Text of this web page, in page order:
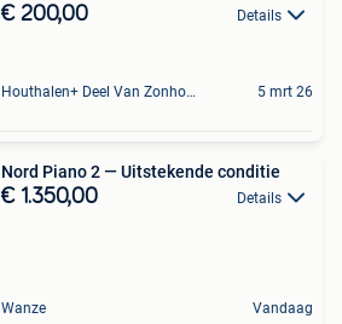
€ 200,00 Details
Houthalen+ Deel Van Zonhoven En Zolder 5 mrt 26
Nord Piano 2 — Uitstekende conditie
€ 1.350,00 Details
Wanze Vandaag